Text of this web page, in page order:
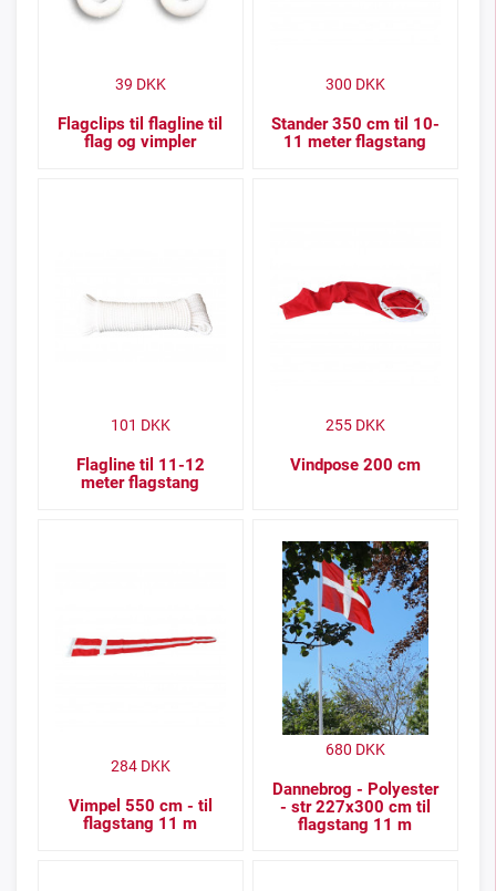
Flagclips til flagline til
flag og vimpler
39 DKK
Stander 350 cm til 10-
11 meter flagstang
300 DKK
Flagline til 11-12
meter flagstang
101 DKK
Vindpose 200 cm
255DKK
Vimpel 550 cm - til
flagstang 11 m
284DKK
Dannebrog - Polyester
- str 227x300 cm til
flagstang 11 m
680 DKK